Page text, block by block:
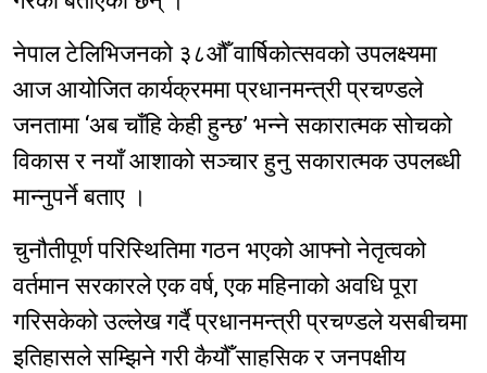
नेपाल टेलिभिजनको ३८औँ वार्षिकोत्सवको उपलक्ष्यमा
आज आयोजित कार्यक्रममा प्रधानमन्त्री प्रचण्डले
जनतामा ‘अब चाँहि केही हुन्छ’ भन्ने सकारात्मक सोचको
विकास र नयाँ आशाको सञ्चार हुनु सकारात्मक उपलब्धी
मान्नुपर्ने बताए ।
चुनौतीपूर्ण परिस्थितिमा गठन भएको आफ्नो नेतृत्वको
वर्तमान सरकारले एक वर्ष, एक महिनाको अवधि पूरा
गरिसकेको उल्लेख गर्दै प्रधानमन्त्री प्रचण्डले यसबीचमा
इतिहासले सम्झिने गरी कैयौँ साहसिक र जनपक्षीय